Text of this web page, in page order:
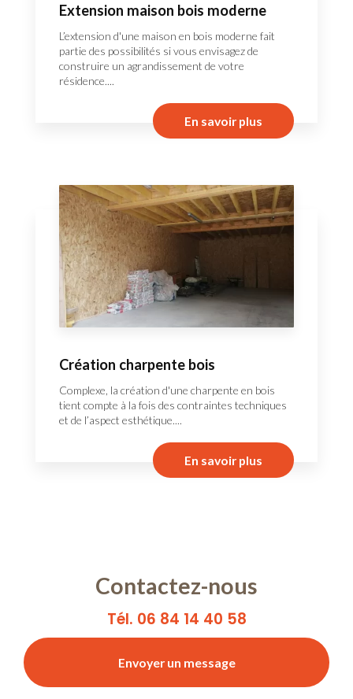
Extension maison bois moderne
L’extension d'une maison en bois moderne fait
partie des possibilités si vous envisagez de
construire un agrandissement de votre
résidence....
En savoir plus
Création charpente bois
Complexe, la création d'une charpente en bois
tient compte à la fois des contraintes techniques
et de l’aspect esthétique....
En savoir plus
Contactez-nous
Tél. 06 84 14 40 58
Envoyer un message